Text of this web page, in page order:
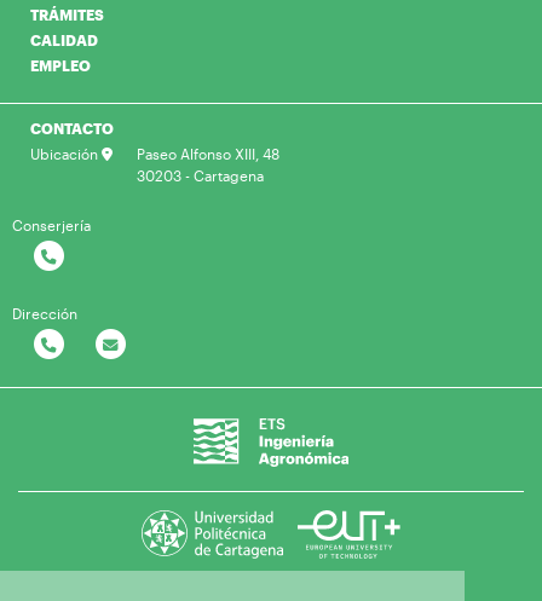
TRÁMITES
CALIDAD
EMPLEO
CONTACTO
Ubicación
Paseo Alfonso XIII, 48
30203 - Cartagena
Conserjería
Dirección